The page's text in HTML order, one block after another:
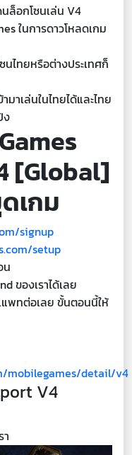
ล็อกโซนเล่น V4
ในการดาวโหลดเกม
ไทยหรือต่างประเทศก็
มาเล่นในไทยได้และไทย
ง
[Global]
เกม
signup
setup
น
ของเราได้เลย
แพทต่อเลย ขั้นตอนนี้ให้
mobilegames/detail/v4
V4